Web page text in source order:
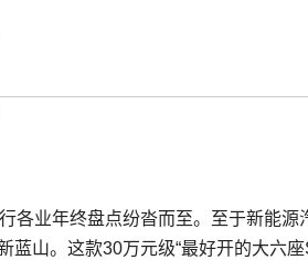
各业年终盘点纷沓而至。至于新能
山。这款30万元级“最好开的大六座